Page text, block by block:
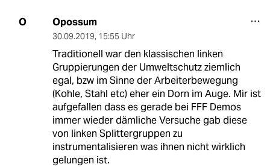
O Opossum
30.09.2019, 15:55 Uhr
Traditionell war den klassischen linken
Gruppierungen der Umweltschutz ziemlich
egal, bzw im Sinne der Arbeiterbewegung
(Kohle, Stahl etc) eher ein Dorn im Auge. Mir ist
aufgefallen dass es gerade bei FFF Demos
immer wieder dämliche Versuche gab diese
von linken Splittergruppen zu
instrumentalisieren was ihnen nicht wirklich
gelungen ist.